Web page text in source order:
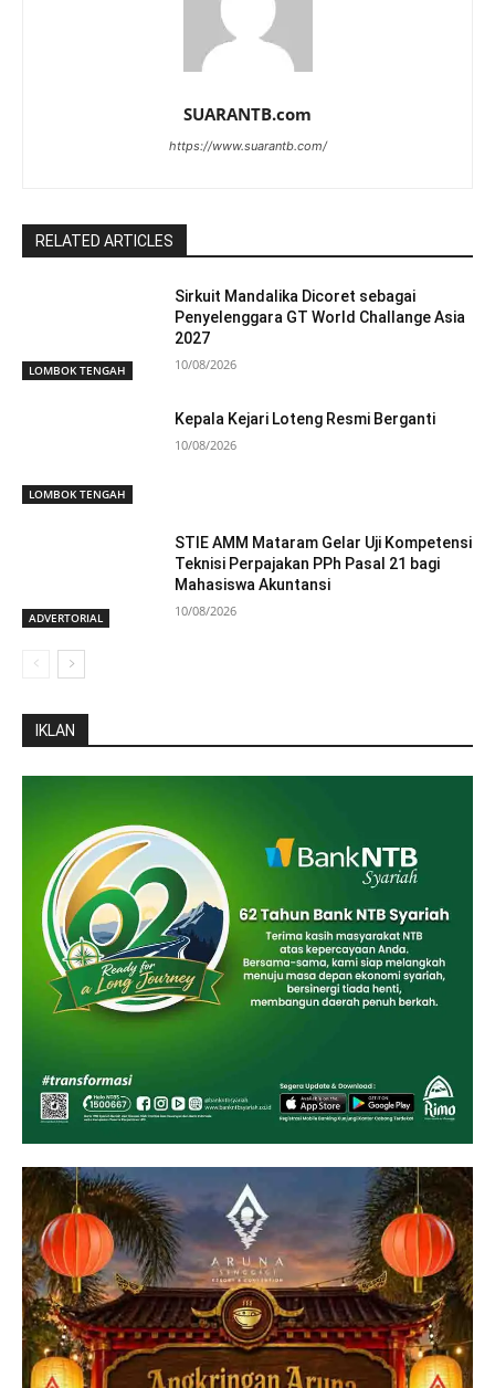
SUARANTB.com
https://www.suarantb.com/
RELATED ARTICLES
LOMBOK TENGAH
Sirkuit Mandalika Dicoret sebagai
Penyelenggara GT World Challange Asia
2027
10/08/2026
LOMBOK TENGAH
Kepala Kejari Loteng Resmi Berganti
10/08/2026
ADVERTORIAL
STIE AMM Mataram Gelar Uji Kompetensi
Teknisi Perpajakan PPh Pasal 21 bagi
Mahasiswa Akuntansi
10/08/2026
IKLAN